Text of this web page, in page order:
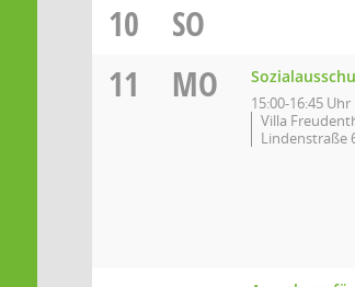
10
SO
11
MO
15:00-16:45 Uhr
Villa
Lindenstraße